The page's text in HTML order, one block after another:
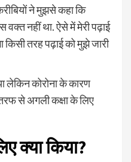
ने मुझसे कहा कि
वक्त नहीं था. ऐसे में मेरी पढ़ाई
तरह पढ़ाई को मुझे जारी
लेकिन कोरोना के कारण
तरफ से अगली कक्षा के लिए
क्या किया?